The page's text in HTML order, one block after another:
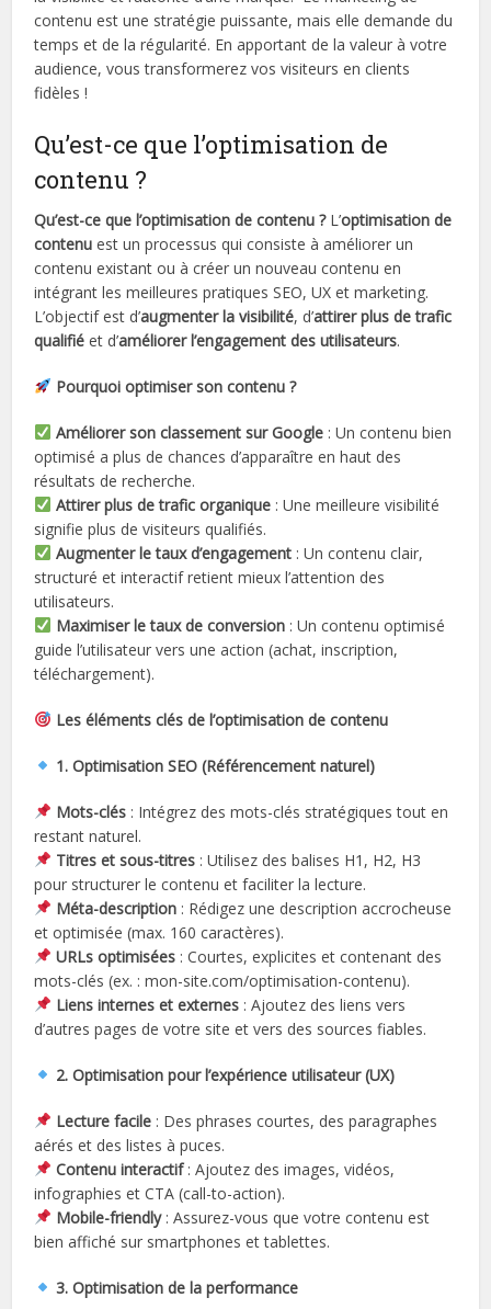
contenu est une stratégie puissante, mais elle demande du
temps et de la régularité. En apportant de la valeur à votre
audience, vous transformerez vos visiteurs en clients
fidèles !
Qu’est-ce que l’optimisation de
contenu ?
Qu’est-ce que l’optimisation de contenu ? L’optimisation de
contenu est un processus qui consiste à améliorer un
contenu existant ou à créer un nouveau contenu en
intégrant les meilleures pratiques SEO, UX et marketing.
L’objectif est d’augmenter la visibilité, d’attirer plus de trafic
qualifié et d’améliorer l’engagement des utilisateurs.
Pourquoi optimiser son contenu ?
Améliorer son classement sur Google : Un contenu bien
optimisé a plus de chances d’apparaître en haut des
résultats de recherche.
Attirer plus de trafic organique : Une meilleure visibilité
signifie plus de visiteurs qualifiés.
Augmenter le taux d’engagement : Un contenu clair,
structuré et interactif retient mieux l’attention des
utilisateurs.
Maximiser le taux de conversion : Un contenu optimisé
guide l’utilisateur vers une action (achat, inscription,
téléchargement).
Les éléments clés de l’optimisation de contenu
1. Optimisation SEO (Référencement naturel)
Mots-clés : Intégrez des mots-clés stratégiques tout en
restant naturel.
Titres et sous-titres : Utilisez des balises H1, H2, H3
pour structurer le contenu et faciliter la lecture.
Méta-description : Rédigez une description accrocheuse
et optimisée (max. 160 caractères).
URLs optimisées : Courtes, explicites et contenant des
mots-clés (ex. : mon-site.com/optimisation-contenu).
Liens internes et externes : Ajoutez des liens vers
d’autres pages de votre site et vers des sources fiables.
2. Optimisation pour l’expérience utilisateur (UX)
Lecture facile : Des phrases courtes, des paragraphes
aérés et des listes à puces.
Contenu interactif: Ajoutez des images, vidéos,
infographies et CTA (call-to-action).
Mobile-friendly: Assurez-vous que votre contenu est
bien affiché sur smartphones et tablettes.
3. Optimisation de la performance